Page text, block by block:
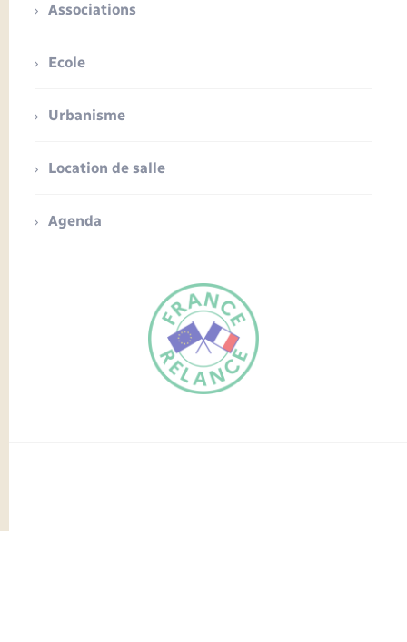
FR
Associations
Ecole
Urbanisme
Location de salle
Agenda